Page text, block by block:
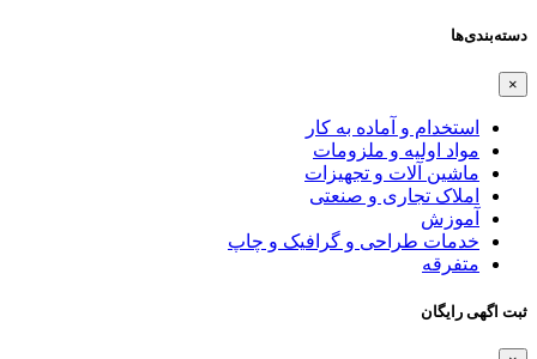
دسته‌بندی‌ها
×
استخدام و آماده به کار
مواد اولیه و ملزومات
ماشین آلات و تجهیزات
املاک تجاری و صنعتی
آموزش
خدمات طراحی و گرافیک و چاپ
متفرقه
ثبت اگهی رایگان